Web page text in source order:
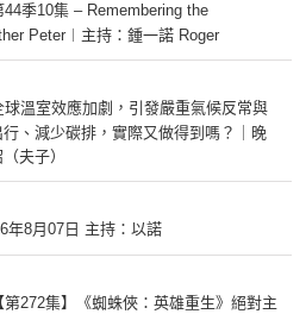
44季10集 – Remembering the
Peter︱主持：鍾一諾 Roger
球溫室效應加劇，引發嚴重氣候反常與
、減少碳排，實際又做得到嗎？｜晚
夫子）
年8月07日 主持：以諾
第272集】《蜘蛛俠：英雄重生》絕對主